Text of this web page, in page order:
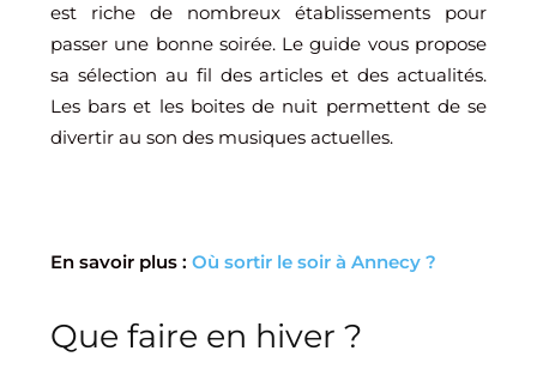
est riche de nombreux établissements pour
passer une bonne soirée. Le guide vous propose
sa sélection au fil des articles et des actualités.
Les bars et les boites de nuit permettent de se
divertir au son des musiques actuelles.
En savoir plus : Où sortir le soir à Annecy ?
Que faire en hiver ?